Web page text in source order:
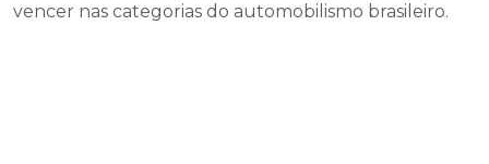
vencer nas categorias do automobilismo brasileiro.